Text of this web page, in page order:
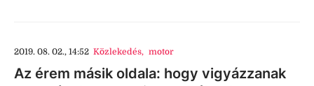
2019. 08. 02., 14:52 Közlekedés, motor
Az érem másik oldala: hogy vigyázzanak